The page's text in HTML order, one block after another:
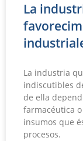
La
La industria
indiscutibles
de ella
farmacéutica
insumos que
procesos.